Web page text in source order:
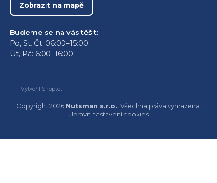
Zobrazit na mapě
Budeme se na vás těšit:
Po, St, Čt: 06:00–15:00
Út, Pá: 6:00–16:00
Vytvořil Shoptet
Copyright 2026 Nutsman s.r.o.. Všechna práva vyhrazena.
Upravit nastavení cookies